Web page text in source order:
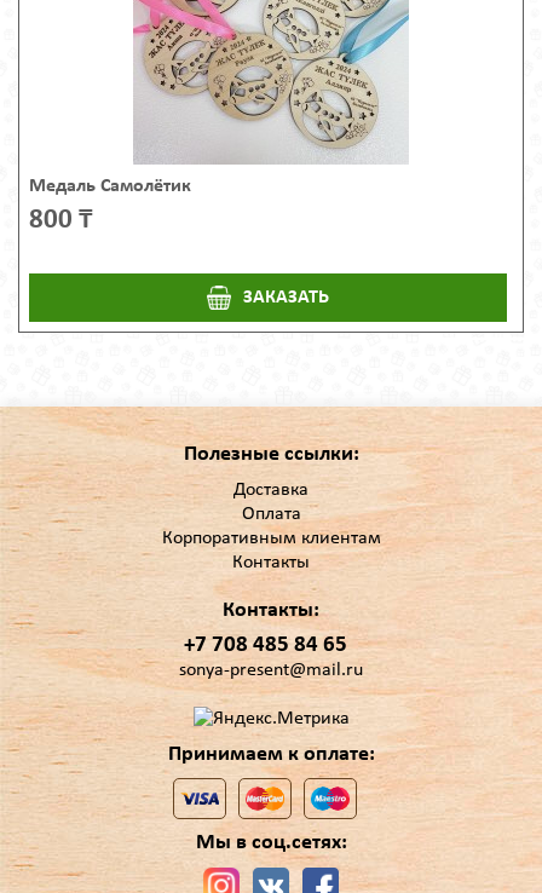
Медаль Самолётик
800 ₸
ЗАКАЗАТЬ
Полезные ссылки:
Доставка
Оплата
Корпоративным клиентам
Контакты
Контакты:
+7 708 485 84 65
sonya-present@mail.ru
Принимаем к оплате:
Мы в соц.сетях: